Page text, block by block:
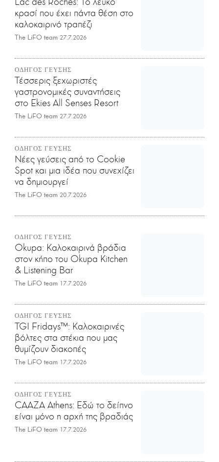
κρασί που έχει πάντα θέση στο
καλοκαιρινό τραπέζι
The LiFO team 27.7.2026
ΟΔΗΓΟΣ ΓΕΥΣΗΣ
Τέσσερις ξεχωριστές
γαστρονομικές συναντήσεις
στο Ekies All Senses Resort
The LiFO team 27.7.2026
ΟΔΗΓΟΣ ΓΕΥΣΗΣ
Νέες γεύσεις από το Cookie
Spot και μια ιδέα που συνεχίζει
να δημιουργεί
The LiFO team 20.7.2026
ΟΔΗΓΟΣ ΓΕΥΣΗΣ
Okupa: Καλοκαιρινά βράδια
στον κήπο του Okupa Kitchen
& Listening Bar
The LiFO team 17.7.2026
ΟΔΗΓΟΣ ΓΕΥΣΗΣ
TGI Fridays™: Kαλοκαιρινές
βόλτες στα στέκια που μας
θυμίζουν διακοπές
The LiFO team 17.7.2026
ΟΔΗΓΟΣ ΓΕΥΣΗΣ
CAAZA Athens: Εδώ το δείπνο
είναι μόνο η αρχή της βραδιάς
The LiFO team 17.7.2026